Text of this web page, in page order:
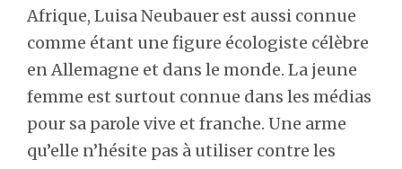
Afrique, Luisa Neubauer est aussi connue
comme étant une figure écologiste célèbre
en Allemagne et dans le monde. La jeune
femme est surtout connue dans les médias
pour sa parole vive et franche. Une arme
qu’elle n’hésite pas à utiliser contre les